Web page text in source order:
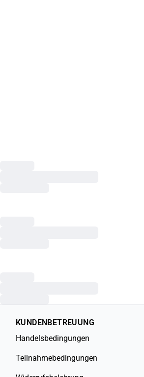
KUNDENBETREUUNG
Handelsbedingungen
Teilnahmebedingungen